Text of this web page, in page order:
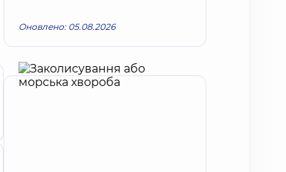
Оновлено: 05.08.2026